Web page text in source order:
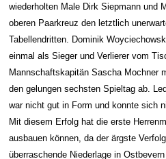
wiederholten Male Dirk Siepmann und
oberen Paarkreuz den letztlich
Tabellendritten. Dominik
einmal als Sieger und Verlierer vom
Mannschaftskapitän Sascha Mochner
den gelungen sechsten Spieltag ab.
war nicht gut in Form und konnte sich
Mit diesem Erfolg hat die erste
ausbauen können, da der ärgste
überraschende Niederlage in